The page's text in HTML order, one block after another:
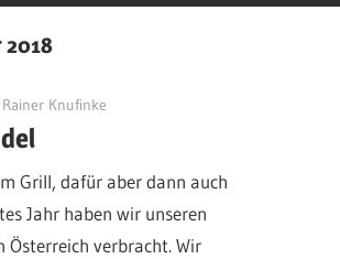
2018
Rainer Knufinke
Grill, dafür aber dann auch
Jahr haben wir unseren
Österreich verbracht. Wir